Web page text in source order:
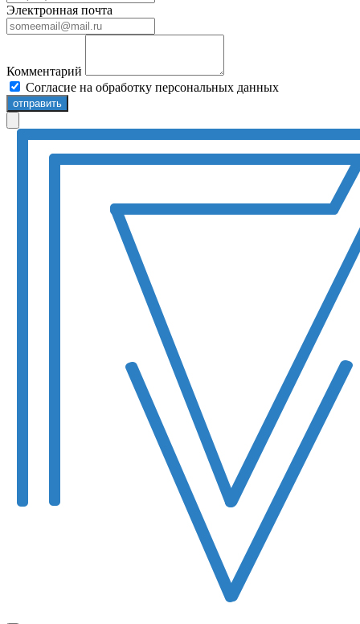
Электронная почта
Комментарий
Согласие на обработку персональных данных
отправить